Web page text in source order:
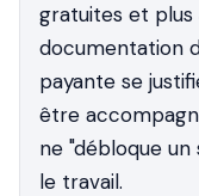
gratuites et plus
documentation
payante se
être
ne "débloque
le travail.